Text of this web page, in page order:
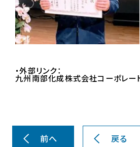
・外部リンク：
九州南部化成株式会社コーポレー
前へ 戻る